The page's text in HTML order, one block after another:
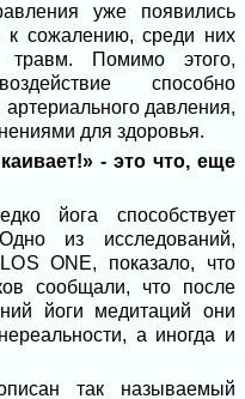
уже появились
к сожалению, среди них
травм. Помимо этого,
способно
давления,
для здоровья.
- это что, еще
йога способствует
из исследований,
ONE, показало, что
сообщали, что после
йоги медитаций они
а иногда и
так называемый